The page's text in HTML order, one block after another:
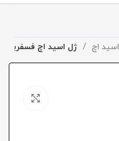
اسید اچ ژل اسید اچ فسفریک